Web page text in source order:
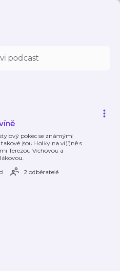
pokec se známými
jsou Holky na vi(í)ně s
Terezou Víchovou a
2 odběratelé